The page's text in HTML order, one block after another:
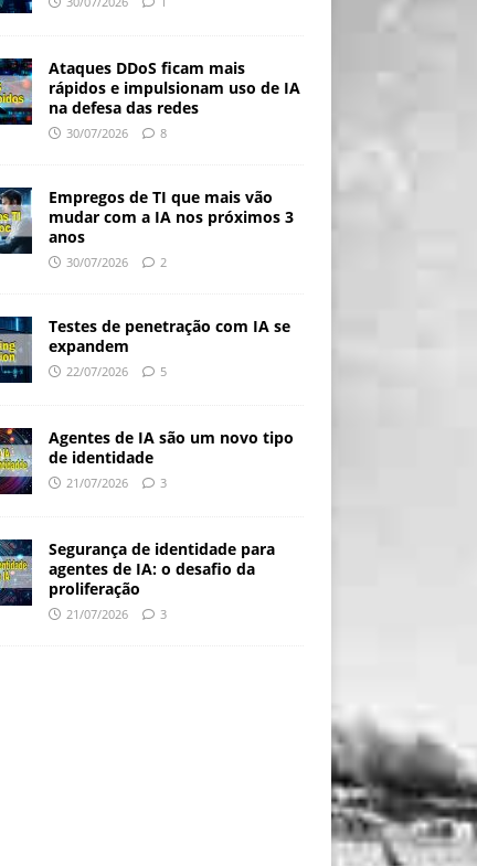
Ataques DDoS ficam mais
rápidos e impulsionam uso de IA
na defesa das redes
30/07/2026 8
Empregos de TI que mais vão
mudar com a IA nos próximos 3
anos
30/07/2026 2
Testes de penetração com IA se
expandem
22/07/2026 5
Agentes de IA são um novo tipo
de identidade
21/07/2026 3
Segurança de identidade para
agentes de IA: o desafio da
proliferação
21/07/2026 3